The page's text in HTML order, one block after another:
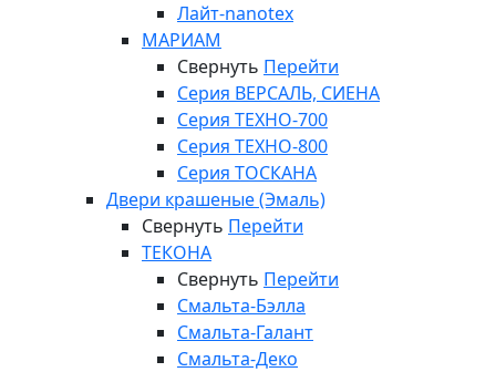
Лайт-nanotex
МАРИАМ
Свернуть Перейти
Серия ВЕРСАЛЬ, СИЕНА
Серия ТЕХНО-700
Серия ТЕХНО-800
Серия ТОСКАНА
Двери крашеные (Эмаль)
Свернуть Перейти
ТЕКОНА
Свернуть Перейти
Смальта-Бэлла
Смальта-Галант
Смальта-Деко